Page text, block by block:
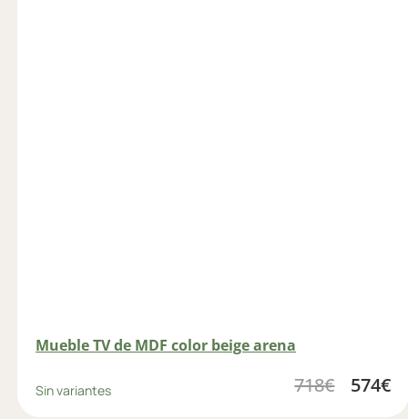
Mueble TV de MDF color beige arena
Sin variantes 718€ 574€